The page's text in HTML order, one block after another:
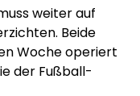
weiter auf
Beide
Woche operiert
der Fußball-